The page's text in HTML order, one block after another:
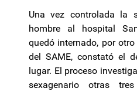
Una vez controlada la
hombre al hospital
quedó internado, por
del SAME, constató el
lugar. El proceso
sexagenario otras